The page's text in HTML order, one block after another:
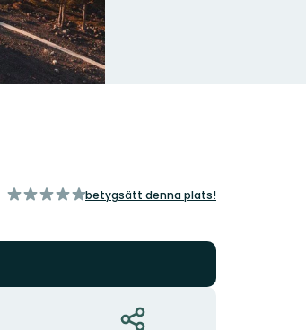
av
betygsätt denna plats!